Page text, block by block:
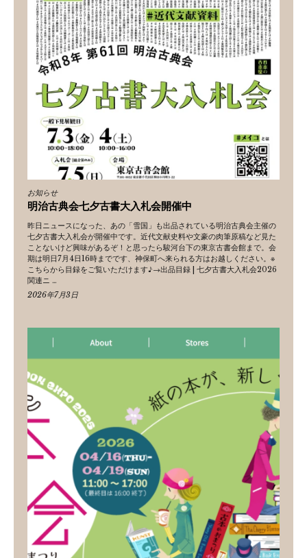
お知らせ
明治古典会七夕古書大入札会開催中
昨日ニュースになった、あの「雪国」も出品されている明治古典会主催の
七夕古書大入札会が開催中です。近代文献史料や文豪の肉筆原稿など見た
ことないけど興味があるぞ！と思ったら駿河台下の東京古書会館まで。会
期は明日7月4日16時までです、神保町へ来られる方はお越しください。※
こちらから目録をご覧いただけます♪→出品目録 | 七夕古書大入札会2026
関連ニ …
2026年7月3日